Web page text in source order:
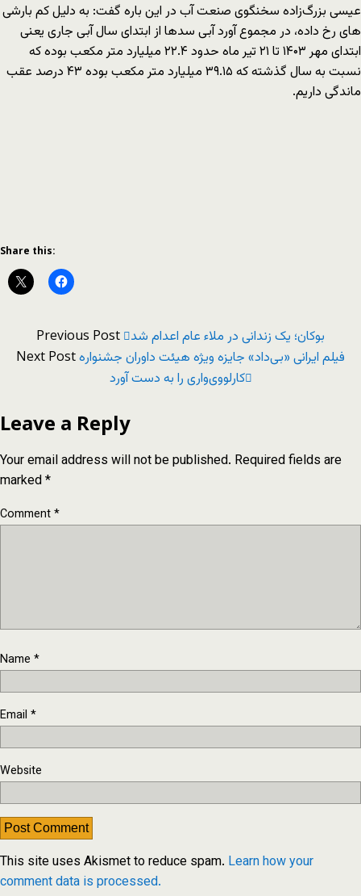
عیسی بزرگ‌زاده سخنگوی صنعت آب در این باره گفت: به دلیل کم بارشی
های رخ داده، در مجموع آورد آبی سدها از ابتدای سال آبی جاری یعنی
ابتدای مهر ۱۴۰۳ تا ۲۱ تیر ماه حدود ۲۲.۴ میلیارد متر مکعب بوده که
نسبت به سال گذشته که ۳۹.۱۵ میلیارد متر مکعب بوده ۴۳ درصد عقب
ماندگی داریم.
Share this:
Previous Post بوکان؛ یک زندانی در ملاء عام اعدام شد
Next Postفیلم ایرانی «بی‌داد» جایزه ویژه هیئت داوران جشنواره
کارلووی‌واری را به دست آورد
Leave a Reply
Your email address will not be published. Required fields are
marked*
Comment*
Name *
Email *
Website
This site uses Akismet to reduce spam. Learn how your
comment data is processed.